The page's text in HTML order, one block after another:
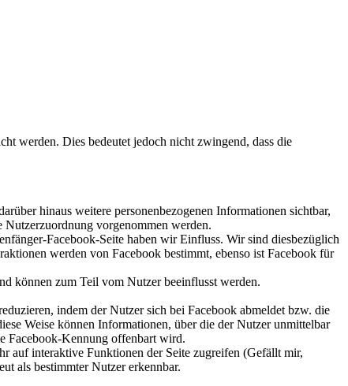
werden. Dies bedeutet jedoch nicht zwingend, dass die
hinaus weitere personenbezogenen Informationen sichtbar,
vorgenommen werden.
Facebook-Seite haben wir Einfluss. Wir sind diesbezüglich
werden von Facebook bestimmt, ebenso ist Facebook für
können zum Teil vom Nutzer beeinflusst werden.
indem der Nutzer sich bei Facebook abmeldet bzw. die
Weise können Informationen, über die der Nutzer unmittelbar
Facebook-Kennung offenbart wird.
auf interaktive Funktionen der Seite zugreifen (Gefällt mir,
als bestimmter Nutzer erkennbar.